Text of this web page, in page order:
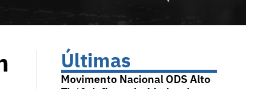
Últimas
Movimento Nacional ODS Alto